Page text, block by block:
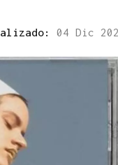
04 Dic